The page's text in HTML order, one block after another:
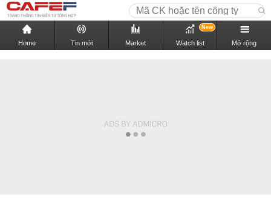
Home Tin mới Market Watch list
New
Mở rộng